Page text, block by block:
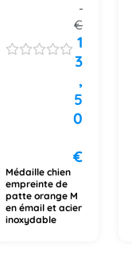
€
1
3
,
5
0
€
Médaille chien
empreinte de
patte orange M
en émail et acier
inoxydable